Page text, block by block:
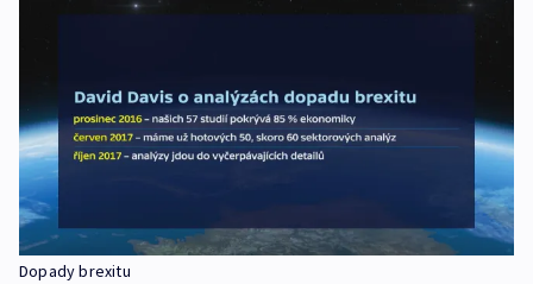
Dopady brexitu